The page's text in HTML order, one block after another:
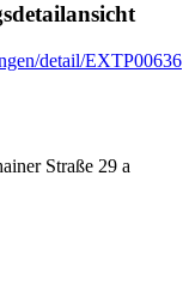
detail/EXTP00636
Straße 29 a